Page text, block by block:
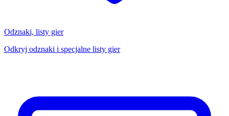
Odznaki, listy gier
Odkryj odznaki i specjalne listy gier